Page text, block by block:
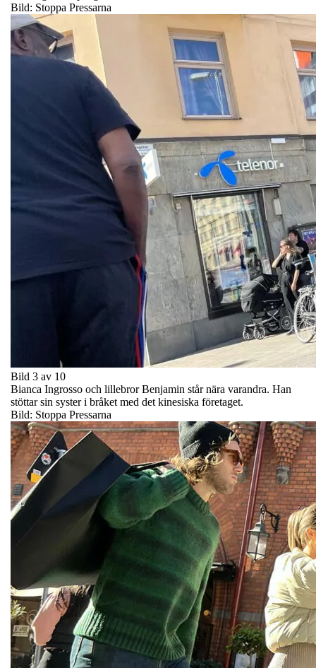
Bild: Stoppa Pressarna
Bild 3 av 10
Bianca Ingrosso och lillebror Benjamin står nära varandra. Han
stöttar sin syster i bråket med det kinesiska företaget.
Bild: Stoppa Pressarna